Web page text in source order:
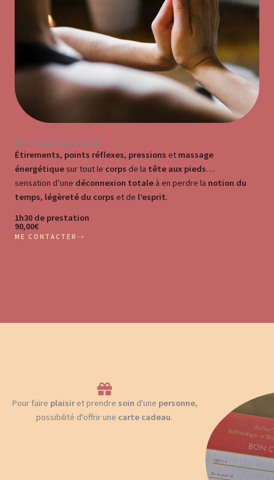
RC relaxation profonde
Étirements, points réflexes, pressions et massage
énergétiquesur tout le corps de la tête aux pieds…
sensation d’une déconnexion totale à en perdre la notion du
temps, légèreté du corps et de l’esprit.
1h30 de prestation
90,00€
ME CONTACTER
Pour faire plaisiret prendre soin d'une personne,
possibilité d'offrir une carte cadeau.